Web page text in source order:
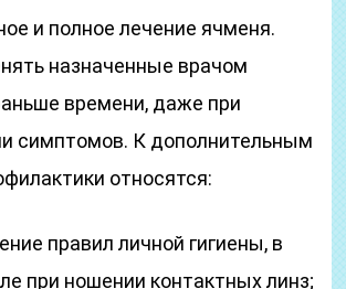
и полное лечение ячменя.
назначенные врачом
времени, даже при
симптомов. К дополнительным
относятся:
правил личной гигиены, в
при ношении контактных линз;